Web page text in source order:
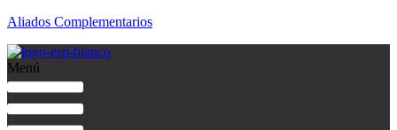
Aliados Complementarios
Menú